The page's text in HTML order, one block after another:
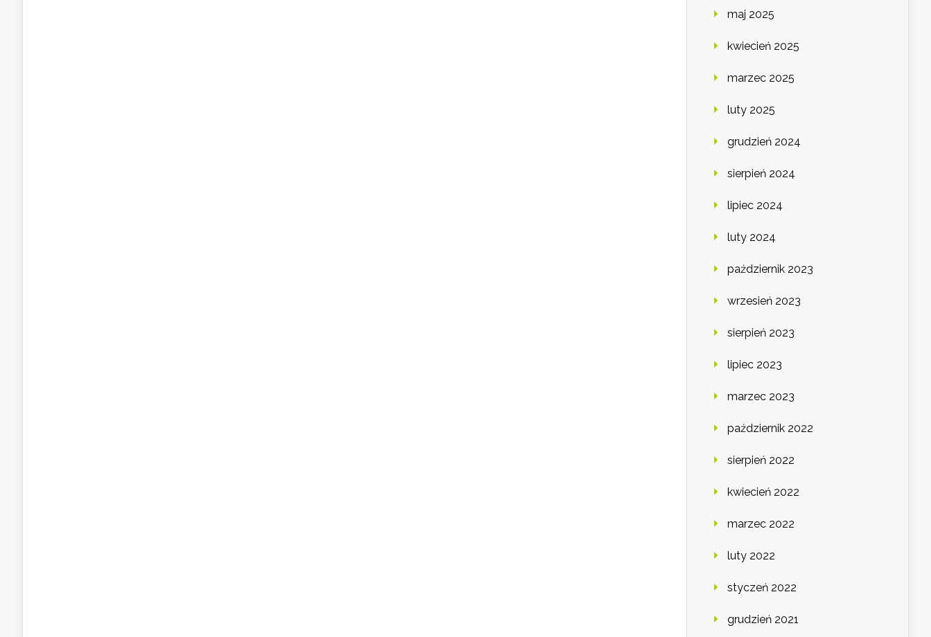
maj 2025
kwiecień 2025
marzec 2025
luty 2025
grudzień 2024
sierpień 2024
lipiec 2024
luty 2024
październik 2023
wrzesień 2023
sierpień 2023
lipiec 2023
marzec 2023
październik 2022
sierpień 2022
kwiecień 2022
marzec 2022
luty 2022
styczeń 2022
grudzień 2021